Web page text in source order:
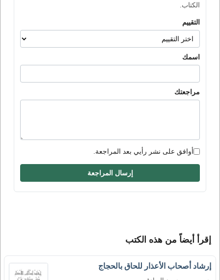
الكتاب.
التقييم
اسمك
مراجعتك
أوافق على نشر رأيي بعد المراجعة.
إرسال المراجعة
إقرأ أيضاً من هذه الكتب
إرشاد أصحاب الأعذار للحاق بالحجاج